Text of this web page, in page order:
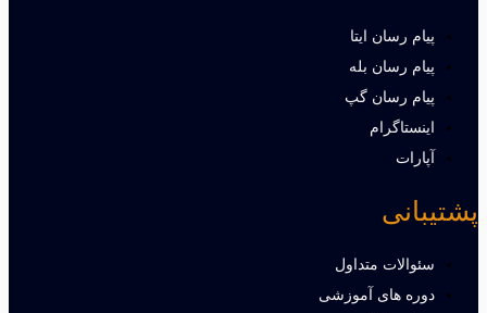
پیام رسان ایتا
پیام رسان بله
پیام رسان گپ
اینستاگرام
آپارات
پشتیبانی
سئوالات متداول
دوره های آموزشی